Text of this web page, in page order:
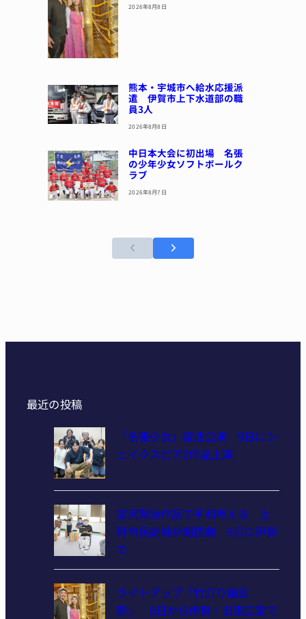
2026年8月8日
熊本・宇城市へ給水応援派
遣 伊賀市上下水道部の職
員3人
2026年8月8日
中日本大会に初出場 名張
の少年少女ソフトボールク
ラブ
2026年8月7日
最近の投稿
「名張少女」復活公演 9日にシ
ェイクスピア2作品上演
宮沢賢治作品で平和考える 上
野市民劇場が朗読劇 9日に伊賀
で
ライトアップ「竹灯り幽玄
祭」 8日から伊賀・旧崇広堂で